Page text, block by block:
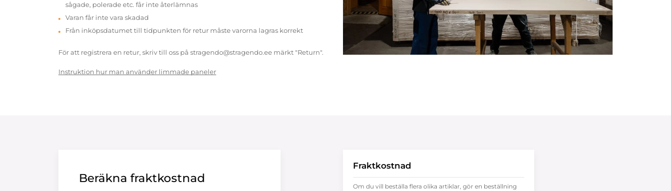
sågade, polerade etc. får inte återlämnas
Varan får inte vara skadad
Från inköpsdatumet till tidpunkten för retur måste varorna lagras korrekt
För att registrera en retur, skriv till oss på stragendo@stragendo.ee märkt "Return".
Instruktion hur man använder limmade paneler
Beräkna fraktkostnad
Fraktkostnad
Om du vill beställa flera olika artiklar, gör en beställning